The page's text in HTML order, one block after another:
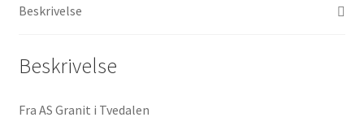
Beskrivelse
Beskrivelse
Fra AS Granit i Tvedalen